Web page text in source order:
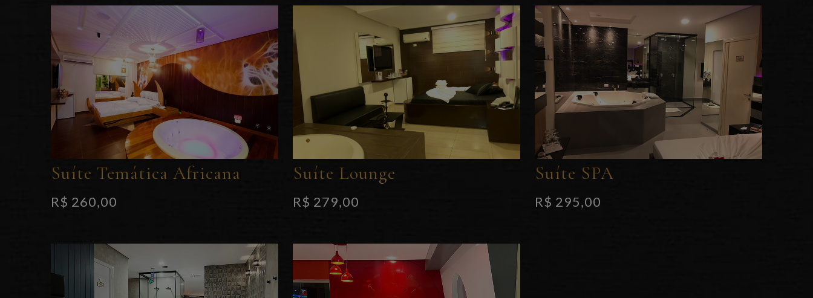
Suíte Temática Africana
R$ 260,00
Suíte Lounge
R$ 279,00
Suíte SPA
R$ 295,00